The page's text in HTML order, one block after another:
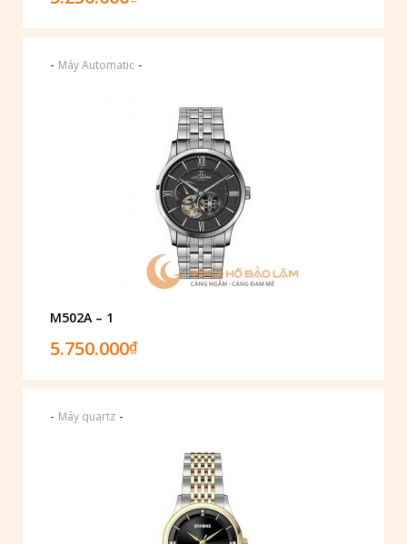
- Máy Automatic -
M502A – 1
5.750.000₫
- Máy quartz -